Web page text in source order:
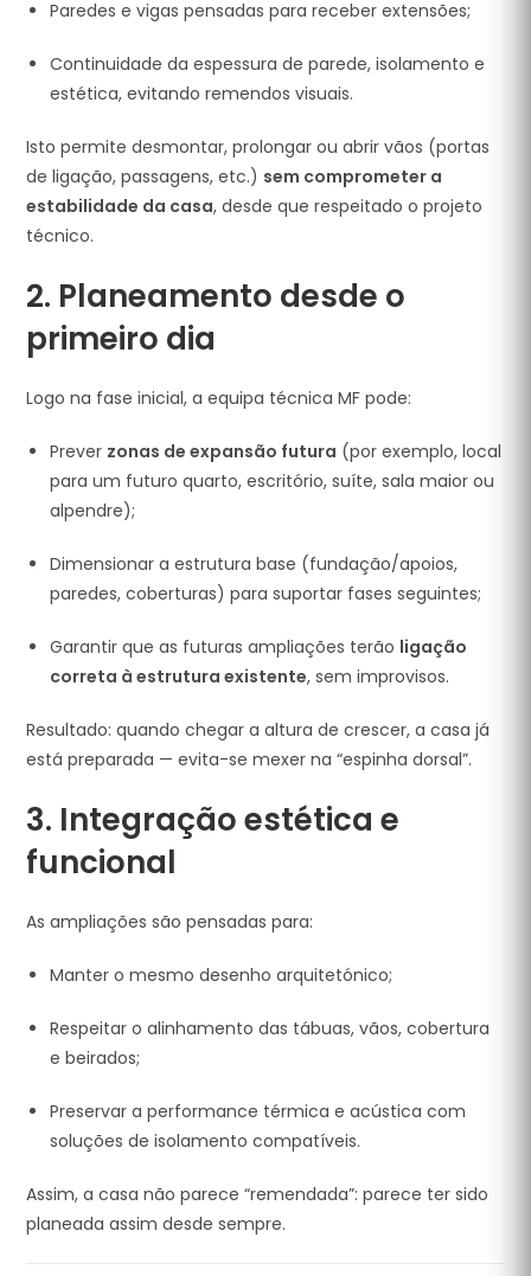
Paredes e vigas pensadas para receber extensões;
Continuidade da espessura de parede, isolamento e
estética, evitando remendos visuais.
Isto permite desmontar, prolongar ou abrir vãos (portas
de ligação, passagens, etc.) sem comprometer a
estabilidade da casa, desde que respeitado o projeto
técnico.
2. Planeamento desde o
primeiro dia
Logo na fase inicial, a equipa técnica MF pode:
Prever zonas de expansão futura (por exemplo, local
para um futuro quarto, escritório, suíte, sala maior ou
alpendre);
Dimensionar a estrutura base (fundação/apoios,
paredes, coberturas) para suportar fases seguintes;
Garantir que as futuras ampliações terão ligação
correta à estrutura existente, sem improvisos.
Resultado: quando chegar a altura de crescer, a casa já
está preparada — evita-se mexer na “espinha dorsal”.
3. Integração estética e
funcional
As ampliações são pensadas para:
Manter o mesmo desenho arquitetónico;
Respeitar o alinhamento das tábuas, vãos, cobertura
e beirados;
Preservar a performance térmica e acústica com
soluções de isolamento compatíveis.
Assim, a casa não parece “remendada”: parece ter sido
planeada assim desde sempre.